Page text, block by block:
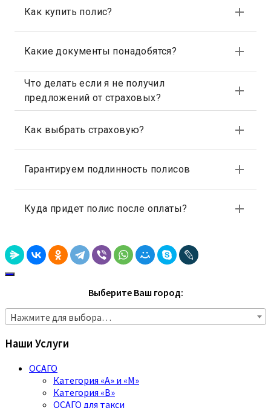
Выберите Ваш город:
Нажмите для выбора…
Наши Услуги
ОСАГО
Категория «A» и «M»
Категория «B»
ОСАГО для такси